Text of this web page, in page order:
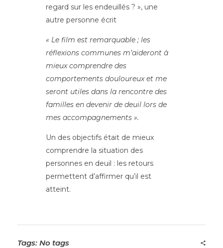
regard sur les endeuillés ? », une
autre personne écrit
« Le film est remarquable ; les
réflexions communes m’aideront à
mieux comprendre des
comportements douloureux et me
seront utiles dans la rencontre des
familles en devenir de deuil lors de
mes accompagnements ».
Un des objectifs était de mieux
comprendre la situation des
personnes en deuil : les retours
permettent d’affirmer qu’il est
atteint.
Tags: No tags